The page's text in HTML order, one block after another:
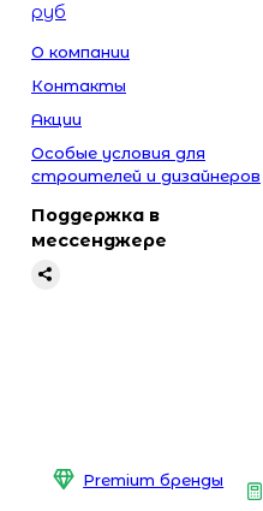
руб
О компании
Контакты
Акции
Особые условия для
строителей и дизайнеров
Поддержка в
мессенджере
Premium бренды